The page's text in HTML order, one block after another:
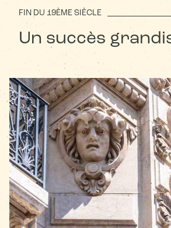
FIN DU 19ÈME SIÈCLE
Un succès